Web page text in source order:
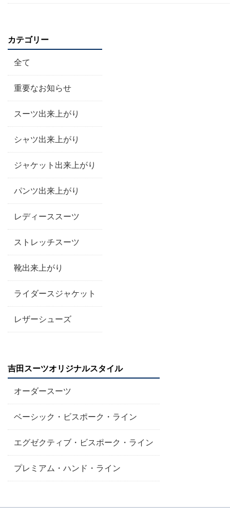
カテゴリー
全て
重要なお知らせ
スーツ出来上がり
シャツ出来上がり
ジャケット出来上がり
パンツ出来上がり
レディーススーツ
ストレッチスーツ
靴出来上がり
ライダースジャケット
レザーシューズ
吉田スーツオリジナルスタイル
オーダースーツ
ベーシック・ビスポーク・ライン
エグゼクティブ・ビスポーク・ライン
プレミアム・ハンド・ライン